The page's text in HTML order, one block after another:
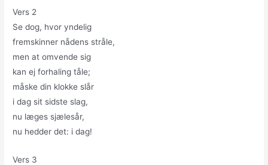
Vers 2
Se dog, hvor yndelig
fremskinner nådens stråle,
men at omvende sig
kan ej forhaling tåle;
måske din klokke slår
i dag sit sidste slag,
nu læges sjælesår,
nu hedder det: i dag!
Vers 3